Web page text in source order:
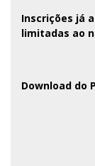
Inscrições já
limitadas ao
Download do